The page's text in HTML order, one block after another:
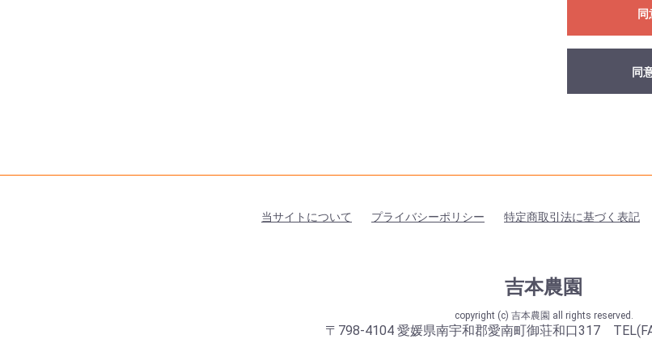
同
同
当サイトについて プライバシーポリシー 特定商取引法に基づく表記
吉本農園
copyright (c) 吉本農園 all rights reserved.
〒798-4104 愛媛県南宇和郡愛南町御荘和口317